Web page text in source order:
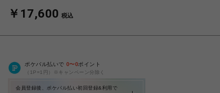
￥17,600 税込
ポケパル払いで 0〜0ポイント
（1P=1円）※キャンペーン分除く
会員登録後、ポケパル払い初回登録&利用で